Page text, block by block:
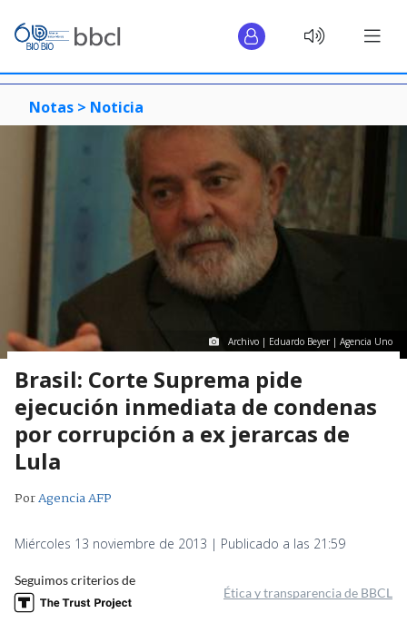
Notas > Noticia
Archivo | Eduardo Beyer | Agencia Uno
Brasil: Corte Suprema pide
ejecución inmediata de condenas
por corrupción a ex jerarcas de
Lula
PorAgencia AFP
Miércoles 13 noviembre de 2013 | Publicado a las 21:59
Seguimos criterios de
Ética y transparencia de BBCL